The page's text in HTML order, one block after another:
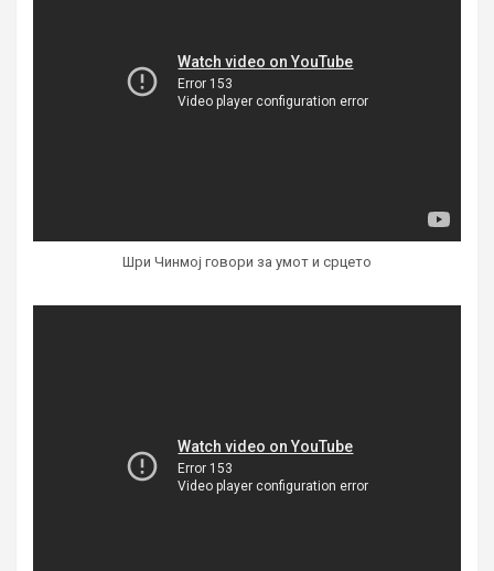
Шри Чинмој говори за умот и срцето